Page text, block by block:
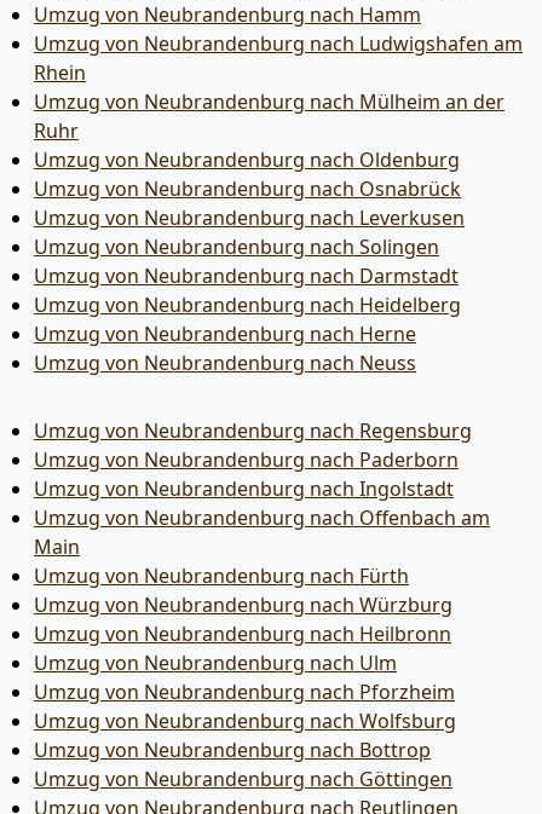
Umzug von Neubrandenburg nach Hamm
Umzug von Neubrandenburg nach Ludwigshafen am
Rhein
Umzug von Neubrandenburg nach Mülheim an der
Ruhr
Umzug von Neubrandenburg nach Oldenburg
Umzug von Neubrandenburg nach Osnabrück
Umzug von Neubrandenburg nach Leverkusen
Umzug von Neubrandenburg nach Solingen
Umzug von Neubrandenburg nach Darmstadt
Umzug von Neubrandenburg nach Heidelberg
Umzug von Neubrandenburg nach Herne
Umzug von Neubrandenburg nach Neuss
Umzug von Neubrandenburg nach Regensburg
Umzug von Neubrandenburg nach Paderborn
Umzug von Neubrandenburg nach Ingolstadt
Umzug von Neubrandenburg nach Offenbach am
Main
Umzug von Neubrandenburg nach Fürth
Umzug von Neubrandenburg nach Würzburg
Umzug von Neubrandenburg nach Heilbronn
Umzug von Neubrandenburg nach Ulm
Umzug von Neubrandenburg nach Pforzheim
Umzug von Neubrandenburg nach Wolfsburg
Umzug von Neubrandenburg nach Bottrop
Umzug von Neubrandenburg nach Göttingen
Umzug von Neubrandenburg nach Reutlingen